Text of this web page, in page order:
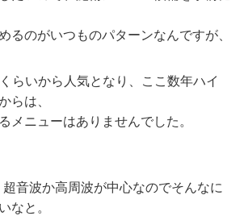
るのがいつものパターンなんですが、
らいから人気となり、ここ数年ハイ
らは、
メニューはありませんでした。
音波か高周波が中心なのでそんなに
なと。